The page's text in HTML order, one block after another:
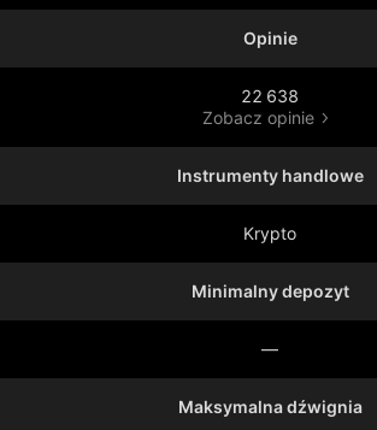
Opinie
22 638
Zobacz opinie
Instrumenty handlowe
Krypto
Minimalny depozyt
—
Maksymalna dźwignia